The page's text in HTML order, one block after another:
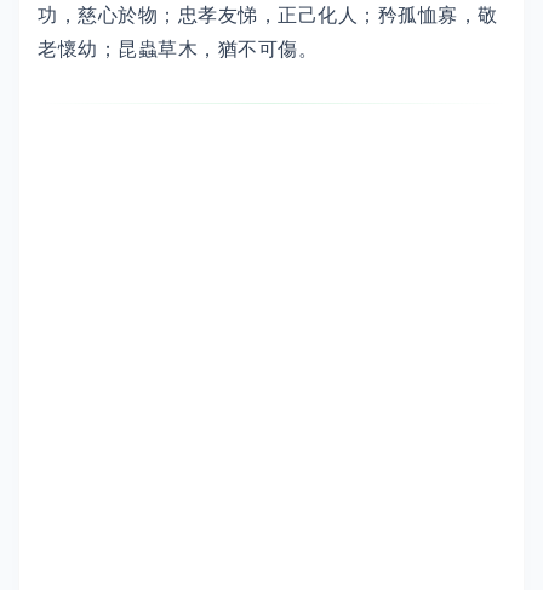
功，慈心於物；忠孝友悌，正己化人；矜孤恤寡，敬
老懷幼；昆蟲草木，猶不可傷。